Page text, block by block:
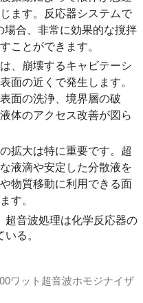
ます。反応器システムで
合、非常に効果的な撹拌
ことができます。
、崩壊するキャビテーシ
面の近くで発生します。
面の洗浄、境界層の破
体のアクセス改善が図ら
拡大は特に重要です。超
液滴や安定した分散液を
物質移動に利用できる面
す。
超音波処理は化学反応器の
る。
ワット超音波ホモジナイザ